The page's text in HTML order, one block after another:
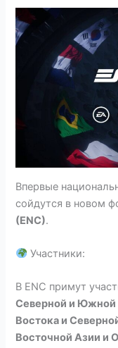
Впервые
сойдутся в новом
(ENC).
Участники:
В ENC примут
Северной и Южной
Востока и
Восточной Азии и